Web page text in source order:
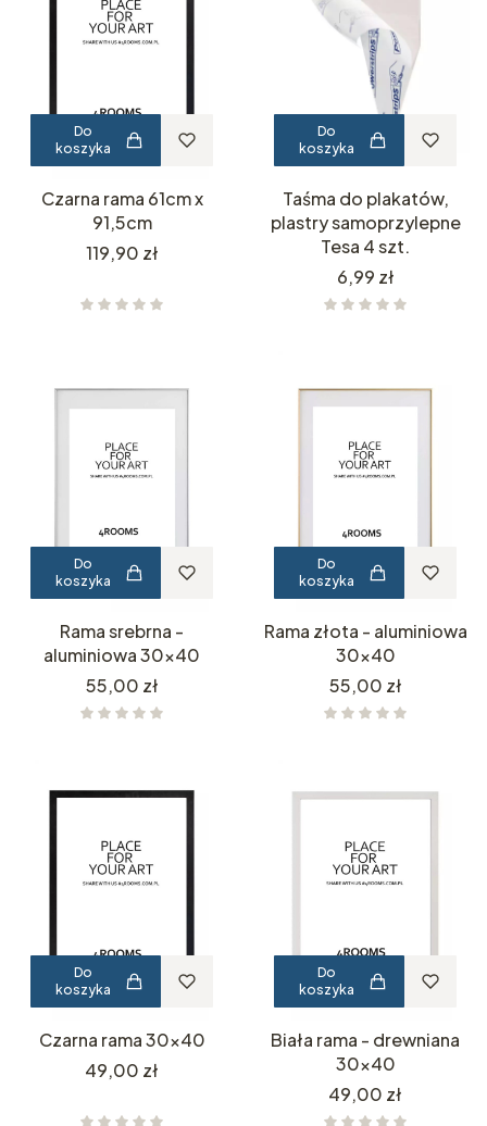
Do
koszyka
Czarna rama 61cm x
91,5cm
Cena
119,90 zł
Do
koszyka
Taśma do plakatów,
plastry samoprzylepne
Tesa 4 szt.
Cena
6,99 zł
Do
koszyka
Rama srebrna -
aluminiowa 30x40
Cena
55,00 zł
Do
koszyka
Rama złota - aluminiowa
30x40
Cena
55,00 zł
Do
koszyka
Czarna rama 30x40
Cena
49,00 zł
Do
koszyka
Biała rama - drewniana
30x40
Cena
49,00 zł